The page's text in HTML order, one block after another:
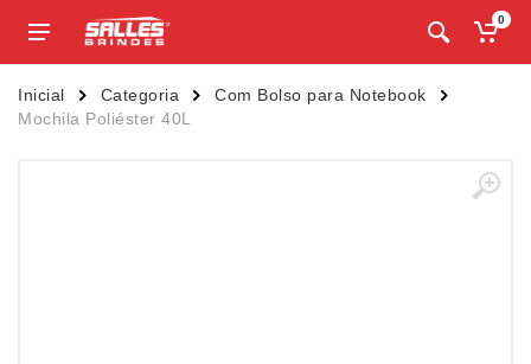
0
Inicial Categoria
Com Bolso para Notebook
Mochila Poliéster 40L